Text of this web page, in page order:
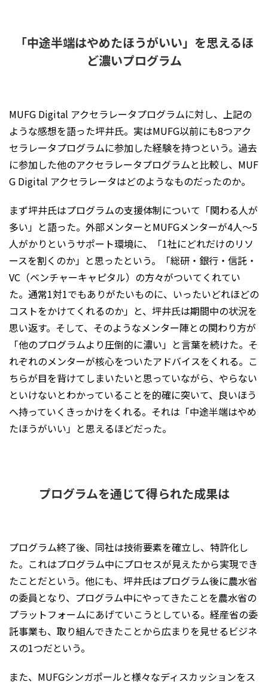
「中途半端はやめたほうがいい」を思えるほ
ど濃いプログラム
MUFG Digital アクセラレータプログラムに対し、上記の
ような感想を語った坪井氏。実はMUFG以前にも8つアク
セラレータプログラムに参加した経験を持つという。過去
に参加した他のアクセラレータプログラムと比較し、MUF
G Digital アクセラレータはどのようなものだったのか。
まず坪井氏はプログラムの支援体制について「関わる人が
多い」と語った。外部メンターとMUFGメンターが4人〜5
人がかりというサポート環境に、「1社にどれだけのリソ
ースを割くのか」と思ったという。「総研・銀行・信託・
VC（ベンチャーキャピタル）の方々がついてくれてい
た。通常1対1でもありがたいものに、いったいどれほどの
コストをかけてくれるのか」と、坪井氏は期間中の状況を
思い返す。そして、そのようなメンター陣との関わり方が
「他のプログラムより圧倒的に濃い」と言葉を続けた。そ
れぞれのメンターが核心をついたアドバイスをくれる。こ
ちらが目を背けてしまいたいと思っていながら、やらない
といけないとわかっていることを的確に突いて、良いほう
へ持っていくきっかけをくれる。それは「中途半端はやめ
たほうがいい」と思えるほどだった。
プログラムを通じて得られた成果は
プログラム終了後、同社は技術要素を確立し、特許化し
た。これはプログラム中にプロセスが見えたから実現でき
たことだという。他にも、坪井氏はプログラム後に農水省
の委員となり、プログラム中にやってきたことを農水省の
プラットフォームにあげていこうとしている。経産省の委
託事業も、取り組んできたことから広まりを見せるビジネ
スの1つだという。
また、MUFGシンガポールと様々なディスカッションをス